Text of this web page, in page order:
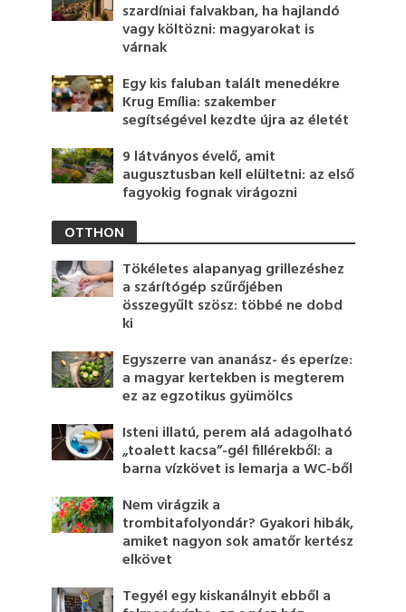
szardíniai falvakban, ha hajlandó
vagy költözni: magyarokat is
várnak
Egy kis faluban talált menedékre
Krug Emília: szakember
segítségével kezdte újra az életét
9 látványos évelő, amit
augusztusban kell elültetni: az első
fagyokig fognak virágozni
OTTHON
Tökéletes alapanyag grillezéshez
a szárítógép szűrőjében
összegyűlt szösz: többé ne dobd
ki
Egyszerre van ananász- és eperíze:
a magyar kertekben is megterem
ez az egzotikus gyümölcs
Isteni illatú, perem alá adagolható
„toalett kacsa”-gél fillérekből: a
barna vízkövet is lemarja a WC-ből
Nem virágzik a
trombitafolyondár? Gyakori hibák,
amiket nagyon sok amatőr kertész
elkövet
Tegyél egy kiskanálnyit ebből a